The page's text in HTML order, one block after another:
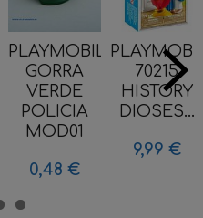
PLAYMOBIL
GORRA
VERDE
POLICIA
MOD01
0,48 €
70215
HISTORY
DIOSES...
9,99 €